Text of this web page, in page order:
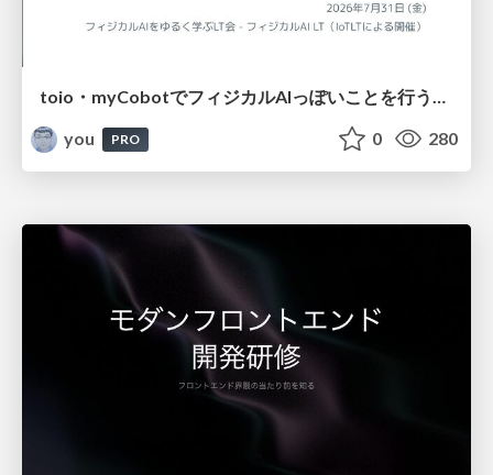
toio・myCobotでフィジカルAIっぽいことを行うための検討（とりあえず調査） / フィジカルAI LT（IoTLTによる開催）
you
PRO 0 280